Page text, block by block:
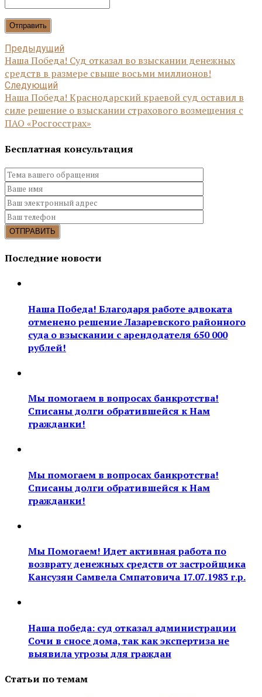
Отправить
Предыдущий
Наша Победа! Суд отказал во взыскании денежных
средств в размере свыше восьми миллионов!
Следующий
Наша Победа! Краснодарский краевой суд оставил в
силе решение о взыскании страхового возмещения с
ПАО «Росгосстрах»
Бесплатная консультация
Последние новости
Наша Победа! Благодаря работе адвоката
отменено решение Лазаревского районного
суда о взыскании с арендодателя 650 000
рублей!
Мы помогаем в вопросах банкротства!
Списаны долги обратившейся к Нам
гражданки!
Мы помогаем в вопросах банкротства!
Списаны долги обратившейся к Нам
гражданки!
Мы Помогаем! Идет активная работа по
возврату денежных средств от застройщика
Кансузян Самвела Смпатовича 17.07.1983 г.р.
Наша победа: суд отказал администрации
Сочи в сносе дома, так как экспертиза не
выявила угрозы для граждан
Статьи по темам